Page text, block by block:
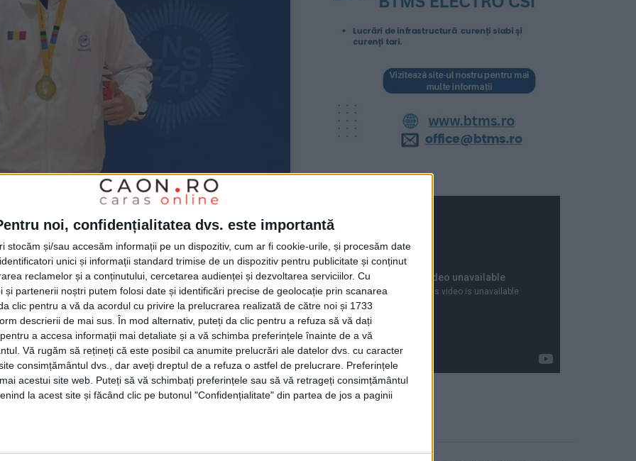
noi, confidențialitatea dvs. este importantă
stocăm și/sau accesăm informații pe un dispozitiv, cum ar fi cookie-urile, și procesăm date
unici și informații standard trimise de un dispozitiv pentru publicitate și conținut
reclamelor și a conținutului, cercetarea audienței și dezvoltarea serviciilor. Cu
și partenerii noștri putem folosi date și identificări precise de geolocație prin scanarea
clic pentru a vă da acordul cu privire la prelucrarea realizată de către noi și 1733
descrierii de mai sus. În mod alternativ, puteți da clic pentru a refuza să vă dați
a accesa informații mai detaliate și a vă schimba preferințele înainte de a vă
Vă rugăm să rețineți că este posibil ca anumite prelucrări ale datelor dvs. cu caracter
consimțământul dvs., dar aveți dreptul de a refuza o astfel de prelucrare. Preferințele
acestui site web. Puteți să vă schimbați preferințele sau să vă retrageți consimțământul
la acest site și făcând clic pe butonul "Confidențialitate" din partea de jos a paginii
top la IPA Games
a podiumului la proba pe echipe de tenis de
desfășurată la Wroclaw, în Polonia, unde
de sportivi. Printre componenții echipei României
în prezent la ACS Dumbrăvița, club care